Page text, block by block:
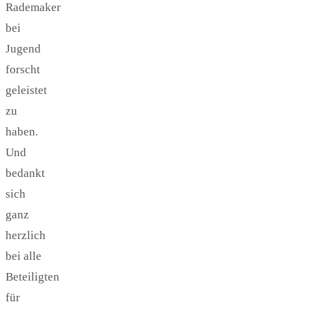
Rademaker
bei
Jugend
forscht
geleistet
zu
haben.
Und
bedankt
sich
ganz
herzlich
bei alle
Beteiligten
für